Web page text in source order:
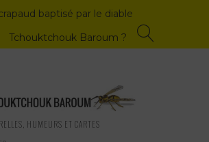
baptisé par le diable
Tchouktchouk Baroum ?
HUMEURS ET CARTES